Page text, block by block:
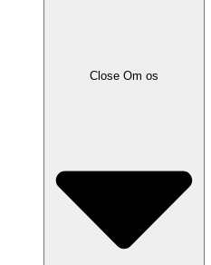
Close Om os